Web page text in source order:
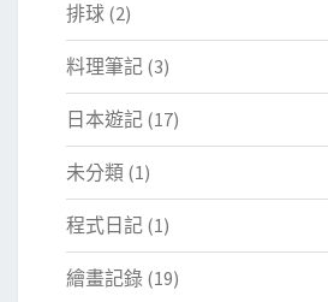
排球 (2)
料理筆記 (3)
日本遊記 (17)
未分類 (1)
程式日記 (1)
繪畫記錄 (19)